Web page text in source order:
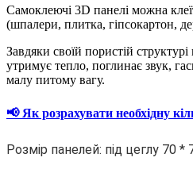
Самоклеючі 3D панелі можна
(шпалери, плитка, гіпсокартон,
Завдяки своїй пористій
утримує тепло, поглинає звук,
малу питому вагу.
📢 Як розрахувати необхідну
Розмір панелей: під цеглу 70